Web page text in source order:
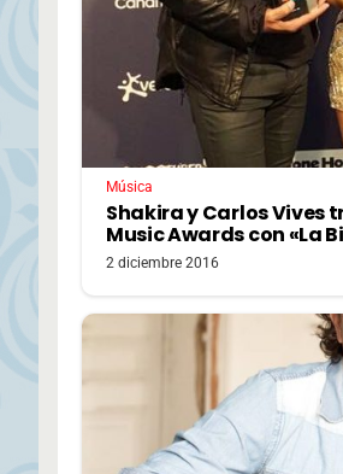
Música
Shakira y Carlos Vives
Music Awards con «La
2 diciembre 2016